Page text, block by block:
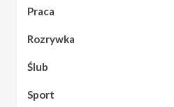
Praca
Rozrywka
Ślub
Sport